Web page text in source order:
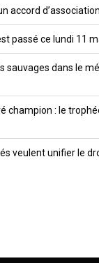
accord
passé ce lundi 11
sauvages dans le
champion : le
veulent unifier le